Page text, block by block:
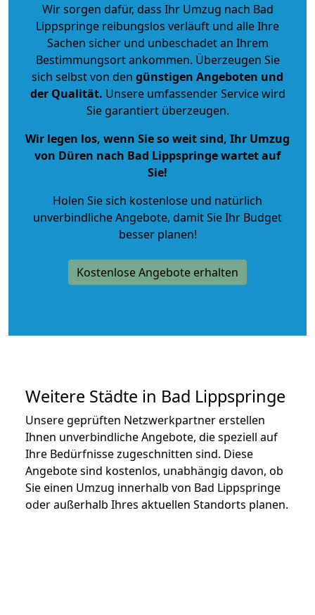
Wir sorgen dafür, dass Ihr Umzug nach Bad
Lippspringe reibungslos verläuft und alle Ihre
Sachen sicher und unbeschadet an Ihrem
Bestimmungsort ankommen. Überzeugen Sie
sich selbst von den günstigen Angeboten und
der Qualität. Unsere umfassender Service wird
Sie garantiert überzeugen.
Wir legen los, wenn Sie so weit sind, Ihr Umzug
von Düren nach Bad Lippspringe wartet auf
Sie!
Holen Sie sich kostenlose und natürlich
unverbindliche Angebote, damit Sie Ihr Budget
besser planen!
Kostenlose Angebote erhalten
Weitere Städte in Bad Lippspringe
Unsere geprüften Netzwerkpartner erstellen
Ihnen unverbindliche Angebote, die speziell auf
Ihre Bedürfnisse zugeschnitten sind. Diese
Angebote sind kostenlos, unabhängig davon, ob
Sie einen Umzug innerhalb von Bad Lippspringe
oder außerhalb Ihres aktuellen Standorts planen.